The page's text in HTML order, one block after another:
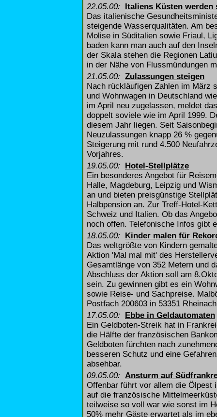
22.05.00:
Italiens Küsten werden
Das italienische
steigende Wasserqualitäten. Am
Molise in Süditalien sowie Friaul,
baden kann man auch auf den
der Skala stehen die Regionen
in der Nähe von Flussmündungen
21.05.00: Zulassungen steigen
Nach rückläufigen Zahlen im März
und Wohnwagen in Deutschland
im April neu zugelassen, meldet
doppelt soviele wie im April 1999.
diesem Jahr liegen. Seit
Neuzulassungen knapp 26 %
Steigerung mit rund 4.500
Vorjahres.
19.05.00:
Hotel-Stellplätze
Ein besonderes Angebot für
Halle, Magdeburg, Leipzig und
an und bieten preisgünstige
Halbpension an. Zur Treff-Hotel-
Schweiz und Italien. Ob das
noch offen. Telefonische Infos gibt
18.05.00:
Kinder malen für
Das weltgrößte von Kindern
Aktion 'Mal mal mit' des
Gesamtlänge von 352 Metern und
Abschluss der Aktion soll am
sein. Zu gewinnen gibt es ein
sowie Reise- und Sachpreise.
Postfach 200603 in 53351
17.05.00:
Ebbe in Geldautomaten
Ein Geldboten-Streik hat in
die Hälfte der französischen
Geldboten fürchten nach
besseren Schutz und eine
absehbar.
09.05.00: Ansturm auf
Offenbar führt vor allem die Ölpest
auf die französische
teilweise so voll war wie sonst im
50% mehr Gäste erwartet als im